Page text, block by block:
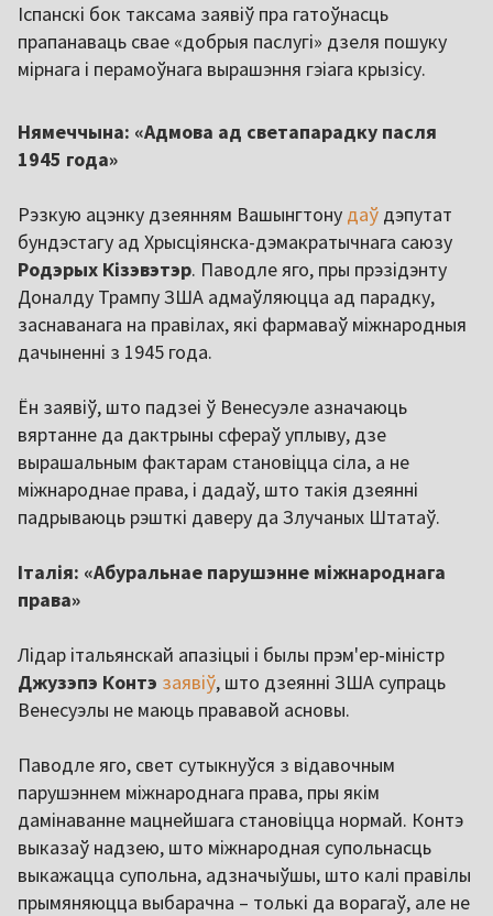
Іспанскі бок таксама заявіў пра гатоўнасць
прапанаваць свае «добрыя паслугі» дзеля пошуку
мірнага і перамоўнага вырашэння гэіага крызісу.
Нямеччына: «Адмова ад светапарадку пасля
1945 года»
Рэзкую ацэнку дзеянням Вашынгтону даў дэпутат
бундэстагу ад Хрысціянска-дэмакратычнага саюзу
Родэрых Кізэвэтэр. Паводле яго, пры прэзідэнту
Доналду Трампу ЗША адмаўляюцца ад парадку,
заснаванага на правілах, які фармаваў міжнародныя
дачыненні з 1945 года.
Ён заявіў, што падзеі ў Венесуэле азначаюць
вяртанне да дактрыны сфераў уплыву, дзе
вырашальным фактарам становіцца сіла, а не
міжнароднае права, і дадаў, што такія дзеянні
падрываюць рэшткі даверу да Злучаных Штатаў.
Італія: «Абуральнае парушэнне міжнароднага
права»
Лідар італьянскай апазіцыі і былы прэм'ер-міністр
Джузэпэ Контэ заявіў, што дзеянні ЗША супраць
Венесуэлы не маюць прававой асновы.
Паводле яго, свет сутыкнуўся з відавочным
парушэннем міжнароднага права, пры якім
дамінаванне мацнейшага становіцца нормай. Контэ
выказаў надзею, што міжнародная супольнасць
выкажацца супольна, адзначыўшы, што калі правілы
прымяняюцца выбарачна – толькі да ворагаў, але не